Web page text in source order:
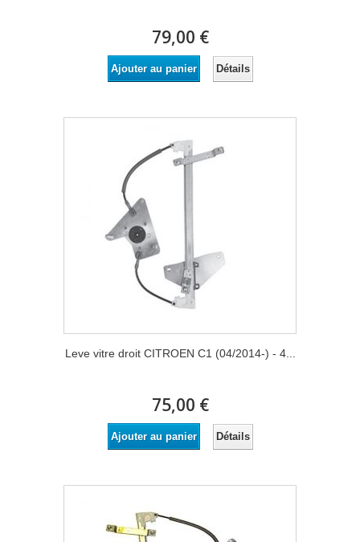
79,00 €
Ajouter au panier Détails
Leve vitre droit CITROEN C1 (04/2014-) - 4...
75,00 €
Ajouter au panier Détails